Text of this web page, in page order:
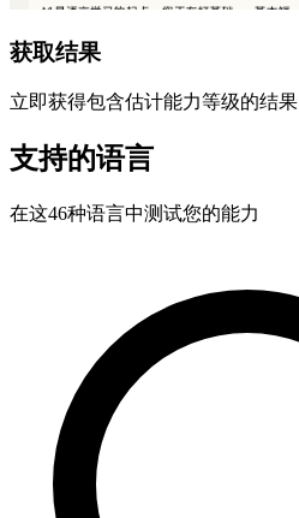
获取结果
立即获得包含估计能力等级的结果
支持的语言
在这46种语言中测试您的能力